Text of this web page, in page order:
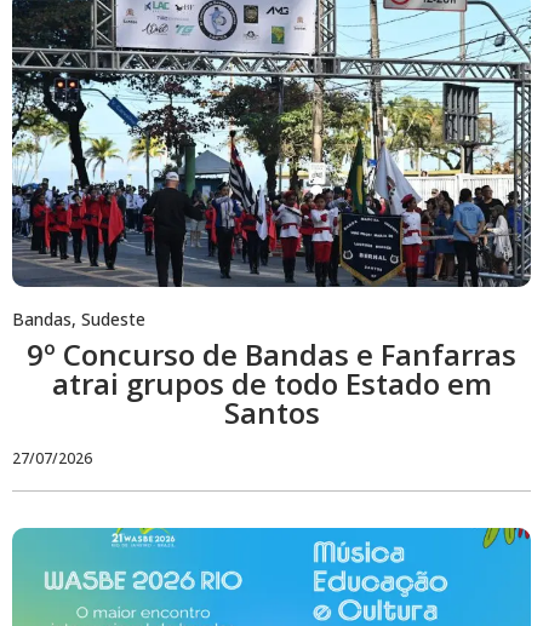
Bandas, Sudeste
9º Concurso de Bandas e Fanfarras
atrai grupos de todo Estado em
Santos
27/07/2026